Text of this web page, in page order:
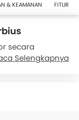
& KEAMANAN FITUR
secara
dan fetur
66,6 Juta.
Standard
Selengkapnya